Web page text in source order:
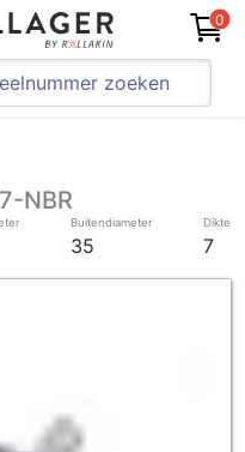
0
NBR
Buitendiameter
35
Dikte
7